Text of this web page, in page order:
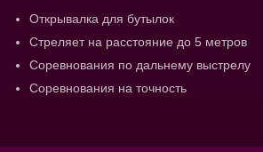
Открывалка для бутылок
Стреляет на расстояние до 5 метров
Соревнования по дальнему выстрелу
Соревнования на точность